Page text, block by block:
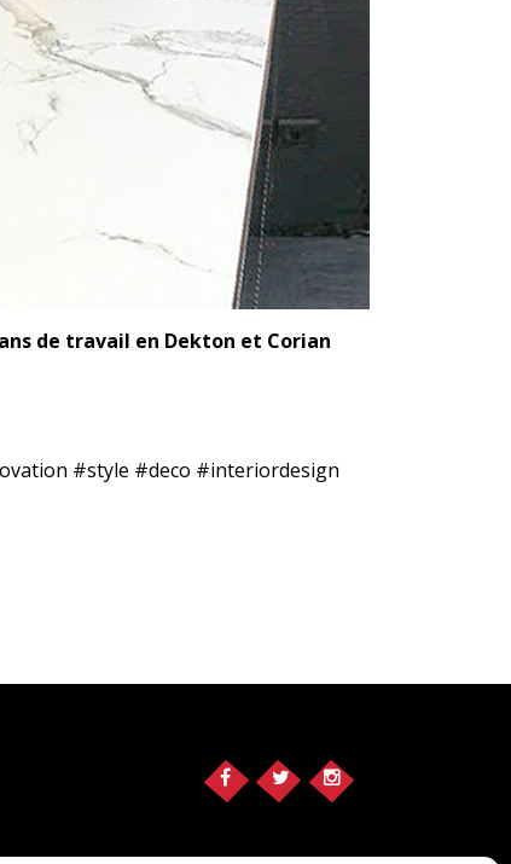
de travail en Dekton et Corian
#style #deco #interiordesign